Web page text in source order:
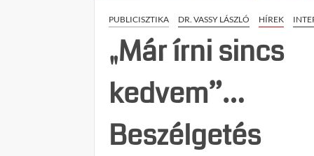
PUBLICISZTIKA DR. VASSY LÁSZLÓ HÍREK
„Már írni sincs
kedvem”…
Beszélgetés